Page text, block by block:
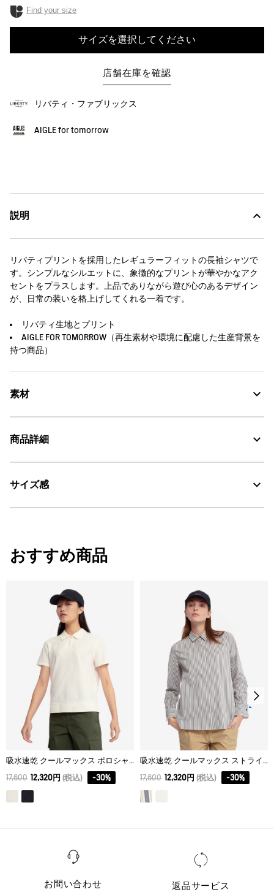
Find your size
サイズを選択してください
店舗在庫を確認
リバティ・ファブリックス
AIGLE for tomorrow
説明
リバティプリントを採用したレギュラーフィットの長袖シャツで
す。シンプルなシルエットに、象徴的なプリントが華やかなアク
セントをプラスします。上品でありながら遊び心のあるデザイン
が、日常の装いを格上げしてくれる一着です。
リバティ生地とプリント
AIGLE FOR TOMORROW（再生素材や環境に配慮した生産背景を
持つ商品）
素材
オーガニックコットン100%
リバティ・ファブリックス
商品詳細
・色：ラズリ プリント (00E)
サイズ感
34
51
53
40 55
おすすめ商品
吸水速乾 クールマックス ポロシャツ
17,600 12,320円 (税込) -30%
吸水速乾 クールマックス ストライプシャツ
17,600 12,320円 (税込) -30%
お問い合わせ 返品サービス